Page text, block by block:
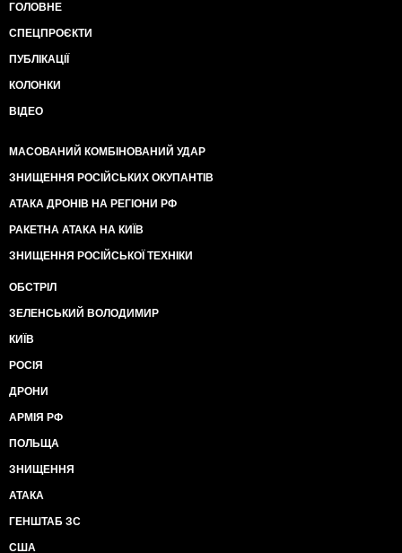
ГОЛОВНЕ
СПЕЦПРОЄКТИ
ПУБЛІКАЦІЇ
КОЛОНКИ
ВІДЕО
МАСОВАНИЙ КОМБІНОВАНИЙ УДАР
ЗНИЩЕННЯ РОСІЙСЬКИХ ОКУПАНТІВ
АТАКА ДРОНІВ НА РЕГІОНИ РФ
РАКЕТНА АТАКА НА КИЇВ
ЗНИЩЕННЯ РОСІЙСЬКОЇ ТЕХНІКИ
ОБСТРІЛ
ЗЕЛЕНСЬКИЙ ВОЛОДИМИР
КИЇВ
РОСІЯ
ДРОНИ
АРМІЯ РФ
ПОЛЬЩА
ЗНИЩЕННЯ
АТАКА
ГЕНШТАБ ЗС
США